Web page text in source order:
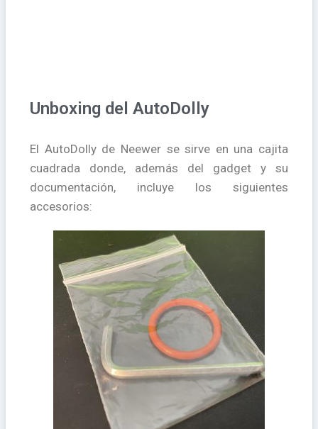
Unboxing del AutoDolly
El AutoDolly de Neewer se sirve en una cajita
cuadrada donde, además del gadget y su
documentación, incluye los siguientes
accesorios: